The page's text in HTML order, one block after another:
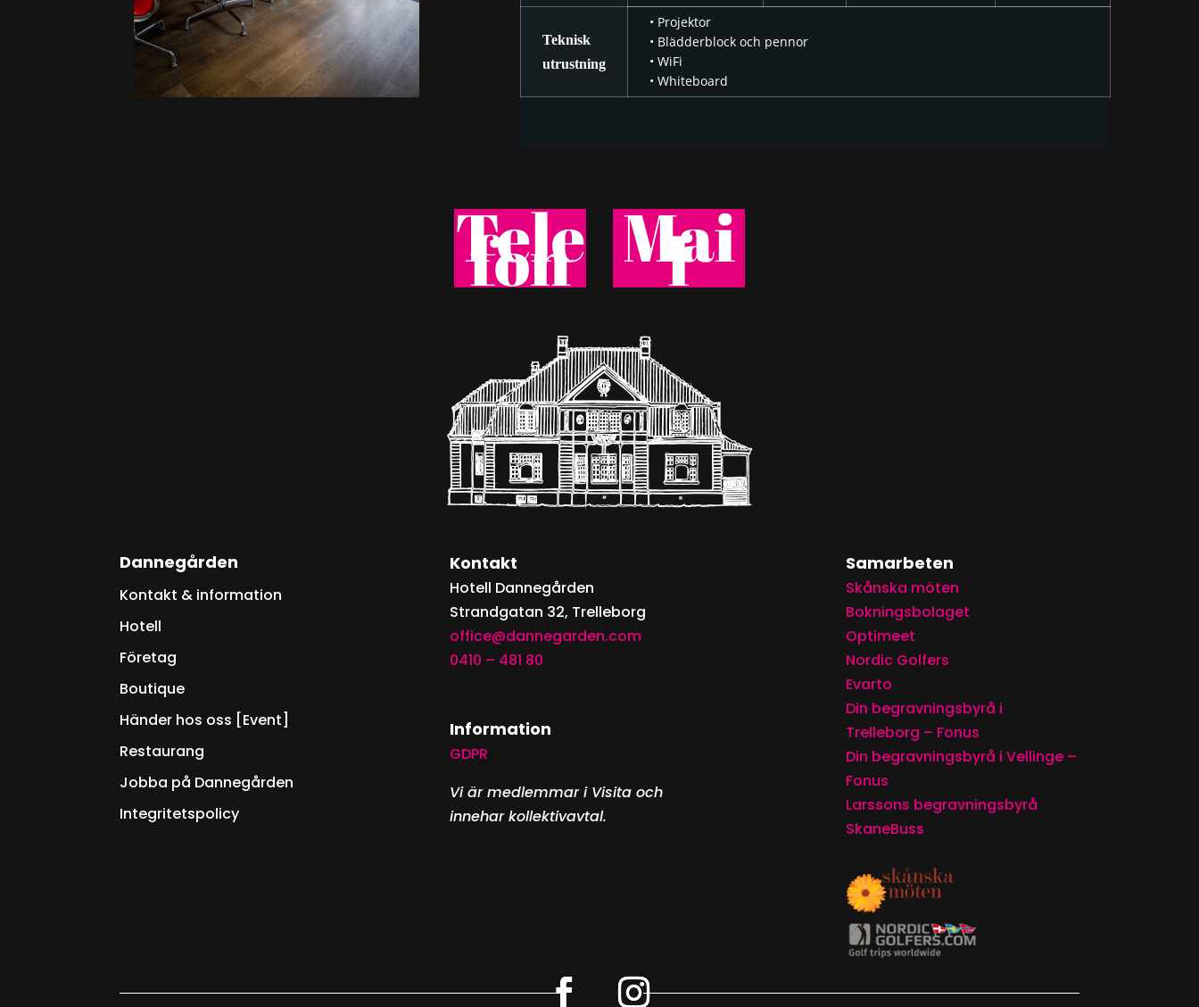
Teknisk
utrustning
• Projektor
• Blädderblock och pennor
• WiFi
• Whiteboard
Tele
fon Mai
l
Dannegården
Kontakt & information
Hotell
Företag
Boutique
Händer hos oss [Event]
Restaurang
Jobba på Dannegården
Integritetspolicy
Kontakt
Hotell Dannegården
Strandgatan 32, Trelleborg
office@dannegarden.com
0410 – 481 80
Information
GDPR
Vi är medlemmar i Visita och
innehar kollektivavtal.
Samarbeten
Skånska möten
Bokningsbolaget
Optimeet
Nordic Golfers
Evarto
Din begravningsbyrå i
Trelleborg – Fonus
Din begravningsbyrå i Vellinge –
Fonus
Larssons begravningsbyrå
SkaneBuss